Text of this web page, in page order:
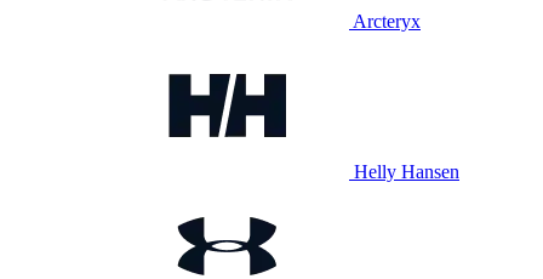
Arcteryx
Helly Hansen